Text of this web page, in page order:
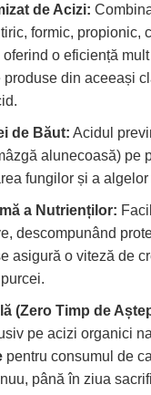
de Acizi:
formic, propionic,
o eficiență
produse din aceeași
de Băut: Acidul
alunecoasă) pe
fungilor și a
a Nutrienților:
descompunând
asigură o viteză de
(Zero Timp de
pe acizi organici
pentru consumul de
până în ziua